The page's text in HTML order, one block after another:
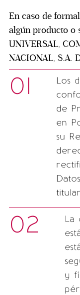
En caso de
algún producto o
UNIVERSAL,
NACIONAL, S.A.
01
Los
de
en
su
02
La
y